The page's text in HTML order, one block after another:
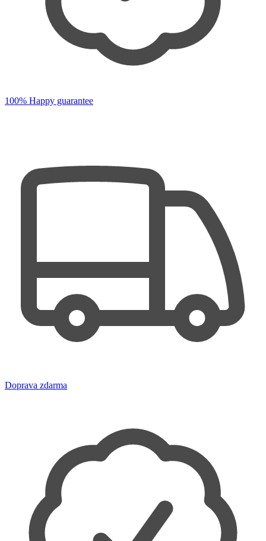
100% Happy guarantee
Doprava zdarma